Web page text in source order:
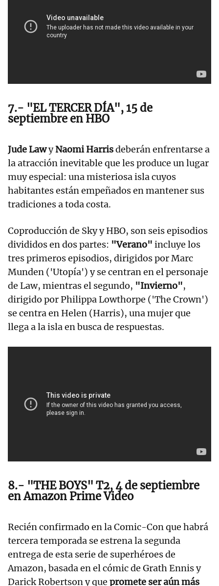
7.- "EL TERCER DÍA", 15 de
septiembre en HBO
Jude LawyNaomi Harrisdeberán enfrentarse a
la atracción inevitable que les produce un lugar
muy especial: una misteriosa isla cuyos
habitantes están empeñados en mantener sus
tradiciones a toda costa.
Coproducción de Sky y HBO, son seis episodios
divididos en dos partes: "Verano" incluye los
tres primeros episodios, dirigidos por Marc
Munden ('Utopía') y se centran en el personaje
de Law, mientras el segundo, "Invierno",
dirigido por Philippa Lowthorpe ('The Crown')
se centra en Helen (Harris), una mujer que
llega a la isla en busca de respuestas.
8.- "THE BOYS" T2, 4 de septiembre
en Amazon Prime Video
Recién confirmado en la Comic-Con que habrá
tercera temporada se estrena la segunda
entrega de esta serie de superhéroes de
Amazon, basada en el cómic de Grath Ennis y
Darick Robertson y que promete ser aún más